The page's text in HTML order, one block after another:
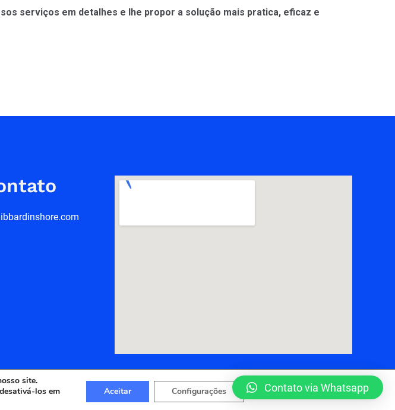
serviços em detalhes e lhe propor a solução mais pratica, eficaz e
site.
los em
Aceitar Configurações Contato via Whatsapp